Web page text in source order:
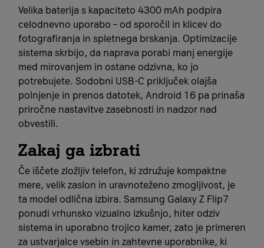
Velika baterija s kapaciteto 4300 mAh podpira
celodnevno uporabo – od sporočil in klicev do
fotografiranja in spletnega brskanja. Optimizacije
sistema skrbijo, da naprava porabi manj energije
med mirovanjem in ostane odzivna, ko jo
potrebujete. Sodobni USB‑C priključek olajša
polnjenje in prenos datotek, Android 16 pa prinaša
priročne nastavitve zasebnosti in nadzor nad
obvestili.
Zakaj ga izbrati
Če iščete zložljiv telefon, ki združuje kompaktne
mere, velik zaslon in uravnoteženo zmogljivost, je
ta model odlična izbira. Samsung Galaxy Z Flip7
ponudi vrhunsko vizualno izkušnjo, hiter odziv
sistema in uporabno trojico kamer, zato je primeren
za ustvarjalce vsebin in zahtevne uporabnike, ki